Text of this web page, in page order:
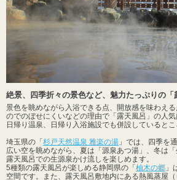
絶景、四季折々の景色など、魅力たっぷりの「
景色を眺めながら入浴できる点、開放感を味わえ
のでのぼせにくいなどの理由で「露天風呂」の人気
日帰り温泉、日帰り入浴施設でも併設しているとこ
埼玉県の「杉戸天然温泉 雅楽の湯 」では、四季を
広い空を眺めながら、夏は「源泉あつ湯」、冬は「
露天風呂での生源泉かけ流しを楽しめます。
5種類の露天風呂が楽しめる静岡県の「柚木の郷 」
空間です。また、露天風呂敷地内にある熱風蒸屋（